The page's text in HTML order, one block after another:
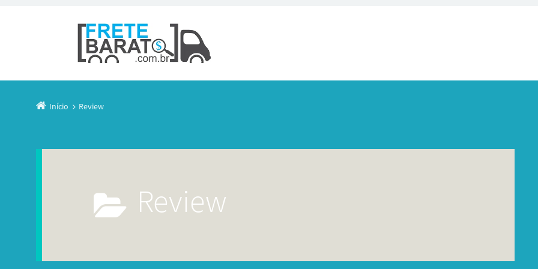
Início Review
Review